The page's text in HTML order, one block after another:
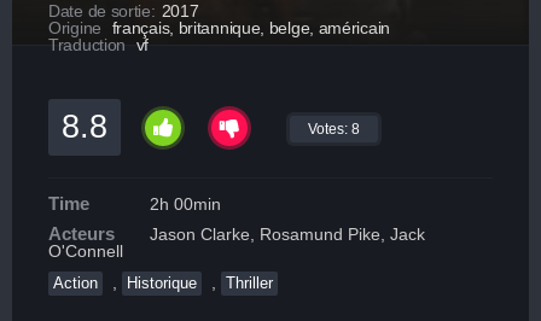
Date de sortie: 2017
Origine
français, britannique, belge, américain
Traduction
vf
8.8 Votes: 8
Time 2h 00min
Acteurs
Jason Clarke, Rosamund Pike, Jack
O'Connell
Action Historique Thriller